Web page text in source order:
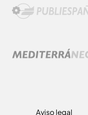
Aviso legal